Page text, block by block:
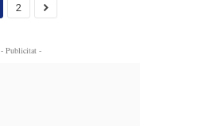
2
- Publicitat -